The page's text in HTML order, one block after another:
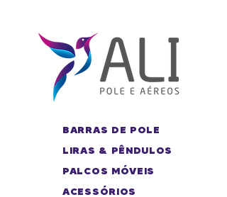
BARRAS DE POLE
LIRAS & PÊNDULOS
PALCOS MÓVEIS
ACESSÓRIOS